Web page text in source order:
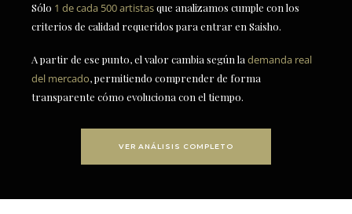
Sólo 1 de cada 500 artistasque analizamos cumple con los
criterios de calidad requeridos para entrar en Saisho.
A partir de ese punto, el valor cambia según la demanda real
del mercado, permitiendo comprender de forma
transparente cómo evoluciona con el tiempo.
VER ANÁLISIS COMPLETO